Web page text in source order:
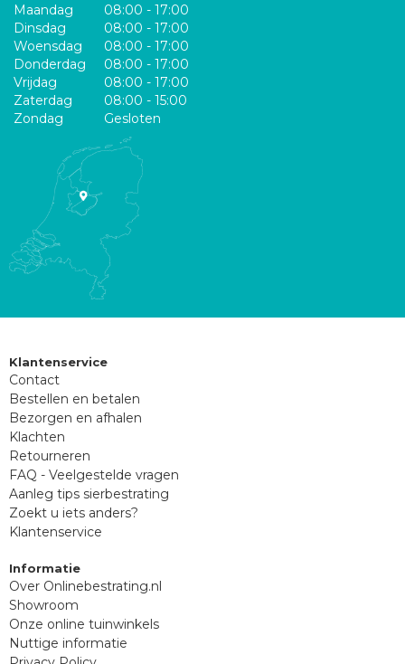
Maandag
08:00 - 17:00
Dinsdag
08:00 - 17:00
Woensdag
08:00 - 17:00
Donderdag
08:00 - 17:00
Vrijdag
08:00 - 17:00
Zaterdag
08:00 - 15:00
Zondag
Gesloten
Klantenservice
Contact
Bestellen en betalen
Bezorgen en afhalen
Klachten
Retourneren
FAQ - Veelgestelde vragen
Aanleg tips sierbestrating
Zoekt u iets anders?
Klantenservice
Informatie
Over Onlinebestrating.nl
Showroom
Onze online tuinwinkels
Nuttige informatie